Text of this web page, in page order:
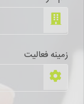
زمینه فعالیت